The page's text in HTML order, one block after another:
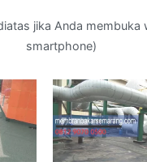
jika Anda membuka
smartphone)